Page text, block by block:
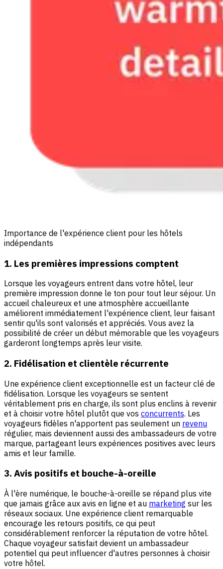
Importance de l'expérience client pour les hôtels
indépendants
1. Les premières impressions comptent
Lorsque les voyageurs entrent dans votre hôtel, leur
première impression donne le ton pour tout leur séjour. Un
accueil chaleureux et une atmosphère accueillante
améliorent immédiatement l'expérience client, leur faisant
sentir qu'ils sont valorisés et appréciés. Vous avez la
possibilité de créer un début mémorable que les voyageurs
garderont longtemps après leur visite.
2. Fidélisation et clientèle récurrente
Une expérience client exceptionnelle est un facteur clé de
fidélisation. Lorsque les voyageurs se sentent
véritablement pris en charge, ils sont plus enclins à revenir
et à choisir votre hôtel plutôt que vos concurrents. Les
voyageurs fidèles n'apportent pas seulement un revenu
régulier, mais deviennent aussi des ambassadeurs de votre
marque, partageant leurs expériences positives avec leurs
amis et leur famille.
3. Avis positifs et bouche-à-oreille
À l'ère numérique, le bouche-à-oreille se répand plus vite
que jamais grâce aux avis en ligne et au marketing sur les
réseaux sociaux. Une expérience client remarquable
encourage les retours positifs, ce qui peut
considérablement renforcer la réputation de votre hôtel.
Chaque voyageur satisfait devient un ambassadeur
potentiel qui peut influencer d'autres personnes à choisir
votre hôtel.